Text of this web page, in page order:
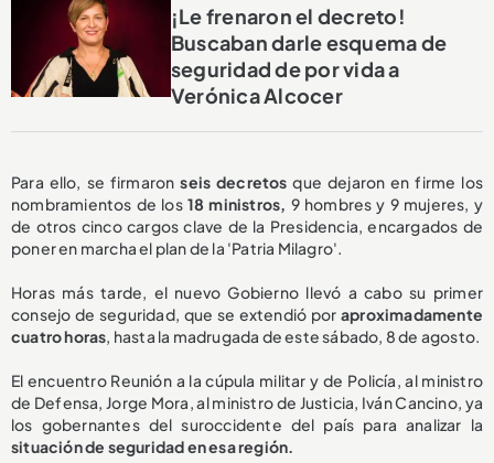
¡Le frenaron el decreto!
Buscaban darle esquema de
seguridad de por vida a
Verónica Alcocer
Para ello, se firmaronseis decretosque dejaron en firme los
nombramientos de los 18 ministros, 9 hombres y 9 mujeres, y
de otros cinco cargos clave de la Presidencia, encargados de
poner en marcha el plan de la 'Patria Milagro'.
Horas más tarde, el nuevo Gobierno llevó a cabo su primer
consejo de seguridad, que se extendió por aproximadamente
cuatro horas, hasta la madrugada de este sábado, 8 de agosto.
El encuentro Reunión a la cúpula militar y de Policía, al ministro
de Defensa, Jorge Mora, al ministro de Justicia, Iván Cancino, ya
los gobernantes del suroccidente del país para analizar la
situación de seguridad en esa región.